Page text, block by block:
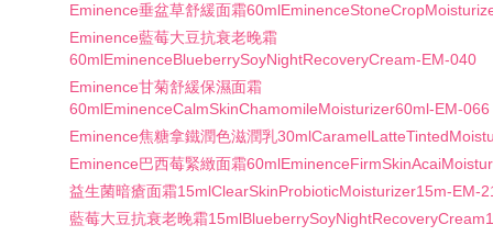
Eminence垂盆草舒緩面霜
Eminence藍莓大豆抗衰老晚霜
60mlEminenceBlueberrySoyNightRecoveryCream-EM-040
Eminence甘菊舒緩保濕面霜
60mlEminenceCalmSkinChamomileMoisturizer60ml-EM-066
Eminence焦糖拿鐵潤色滋潤乳
Eminence巴西莓緊緻面霜
益生菌暗瘡面霜15mlClearSkinProbioticMoisturizer15m-EM-
藍莓大豆抗衰老晚霜